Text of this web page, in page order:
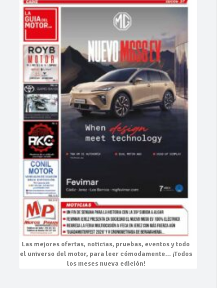
Las mejores ofertas, noticias, pruebas, eventosy todo
el universo del motor, para leer cómodamente… ¡Todos
los meses nueva edición!